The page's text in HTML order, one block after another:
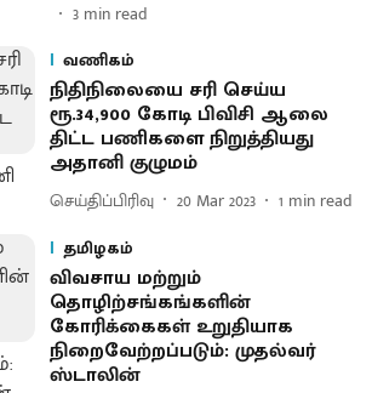
3 min read
வணிகம்
நிதிநிலையை சரி செய்ய
ரூ.34,900 கோடி பிவிசி ஆலை
திட்ட பணிகளை நிறுத்தியது
அதானி குழுமம்
செய்திப்பிரிவு 20 Mar 2023 1 min read
தமிழகம்
விவசாய மற்றும்
தொழிற்சங்கங்களின்
கோரிக்கைகள் உறுதியாக
நிறைவேற்றப்படும்: முதல்வர்
ஸ்டாலின்